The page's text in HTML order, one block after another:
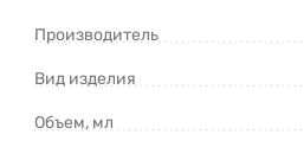
Производитель
Вид изделия
Объем, мл